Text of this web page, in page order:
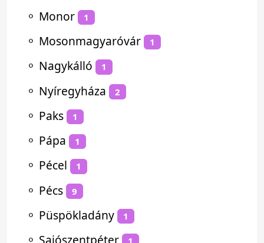
⚬ Monor 1
⚬ Mosonmagyaróvár 1
⚬ Nagykálló 1
⚬ Nyíregyháza 2
⚬ Paks 1
⚬ Pápa 1
⚬ Pécel 1
⚬ Pécs 9
⚬ Püspökladány 1
⚬ Sajószentpéter 1